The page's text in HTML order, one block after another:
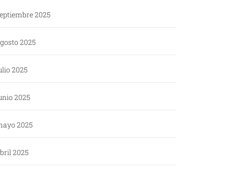
2025
2025
2025
2025
2025
2025